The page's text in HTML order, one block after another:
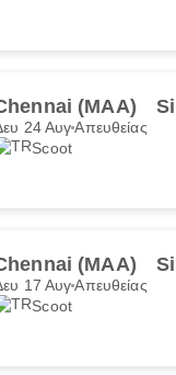
(MAA)
24 ΑυγΑπευθείας
Scoot
(MAA)
17 ΑυγΑπευθείας
Scoot